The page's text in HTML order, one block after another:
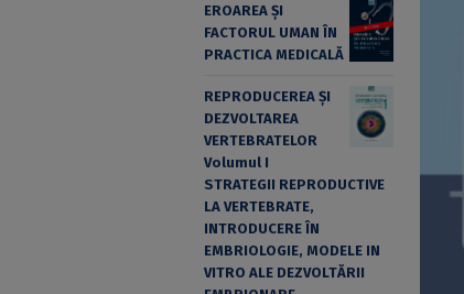
EROAREA ȘI
FACTORUL UMAN ÎN
PRACTICA MEDICALĂ
REPRODUCEREA ȘI
DEZVOLTAREA
VERTEBRATELOR
Volumul I
STRATEGII REPRODUCTIVE
LA VERTEBRATE,
INTRODUCERE ÎN
EMBRIOLOGIE, MODELE IN
VITRO ALE DEZVOLTĂRII